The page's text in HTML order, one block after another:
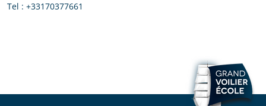
Tel : +33170377661